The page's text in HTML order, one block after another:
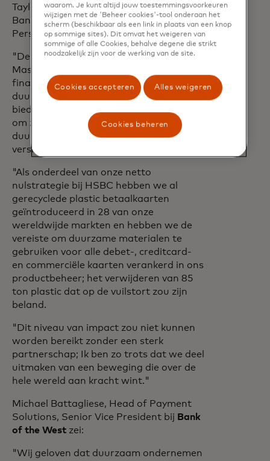
Taylan Turan, Group Head of Retail
Banking and Strategy, Wealth and
Personal Banking bij HSBC, zei:
"De aankondiging van vandaag van
Mastercard is een enorme stap voor de
financiële dienstverlening. Nieuwe
duurzame materialen, zoals rPVC,
bieden onze sector een duidelijke manier
om zijn inspanningen om een
duurzamere toekomst op te bouwen te
versnellen.
"Als onderdeel van onze netto
nulstrategie bij HSBC hebben we al
gerecyclede plastic betaalkaarten
geïntroduceerd in 28 van onze
wereldwijde markten en hebben we de
vereiste om duurzame materialen te
gebruiken voor alle debet-, creditcard-
en commerciële kaarten verankerd in ons
productbeheer; het verwijderen van 85
ton plastic dat op de vuilstort zou zijn
beland.
"Dit niveau van impact zou niet kunnen
worden bereikt zonder een sterk
partnerschap; Ik ben zo trots dat we deel
uitmaken van een beweging die over de
hele wereld aan kracht wint."
Michael Battagliese, Head of Payment
Solutions, Senior Vice President bij Bank
of the West zei:
"Wij geloven dat duurzaam ondernemen
waarom. Je kunt altijd jouw toestemmingsvoorkeuren
wijzigen met de 'Beheer cookies'-tool onderaan het
scherm (beschikbaar als een link in plaats van een knop
op sommige sites). Dit omvat het weigeren van
sommige of alle Cookies, behalve degene die strikt
noodzakelijk zijn voor de werking van de site.
Cookies accepteren Alles weigeren
Cookies beheren